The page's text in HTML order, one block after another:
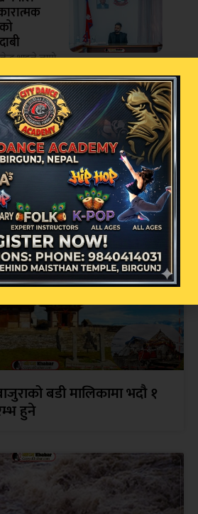
शाहले लामो
खबर
बडी मालिकामा भदौ १
हुने